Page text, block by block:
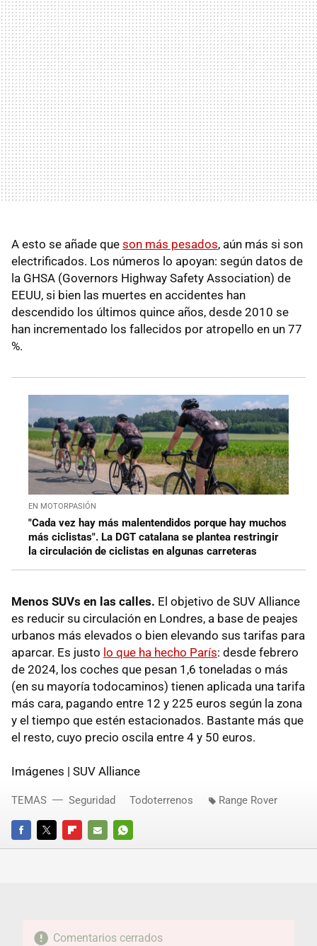
A esto se añade que son más pesados, aún más si son
electrificados. Los números lo apoyan: según datos de
la GHSA (Governors Highway Safety Association) de
EEUU, si bien las muertes en accidentes han
descendido los últimos quince años, desde 2010 se
han incrementado los fallecidos por atropello en un 77
%.
EN MOTORPASIÓN
"Cada vez hay más malentendidos porque hay muchos
más ciclistas". La DGT catalana se plantea restringir
la circulación de ciclistas en algunas carreteras
Menos SUVs en las calles. El objetivo de SUV Alliance
es reducir su circulación en Londres, a base de peajes
urbanos más elevados o bien elevando sus tarifas para
aparcar. Es justo lo que ha hecho París: desde febrero
de 2024, los coches que pesan 1,6 toneladas o más
(en su mayoría todocaminos) tienen aplicada una tarifa
más cara, pagando entre 12 y 225 euros según la zona
y el tiempo que estén estacionados. Bastante más que
el resto, cuyo precio oscila entre 4 y 50 euros.
Imágenes | SUV Alliance
FACEBOOKTWITTERFLIPBOARD
E-
WHATSAPP
TEMAS Seguridad Todoterrenos Range Rover
Comentarios cerrados